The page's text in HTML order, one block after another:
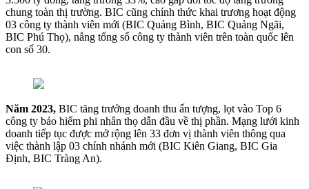
chung toàn thị trường. BIC cũng chính thức khai trương hoạt động
03 công ty thành viên mới (BIC Quảng Bình, BIC Quảng Ngãi,
BIC Phú Thọ), nâng tổng số công ty thành viên trên toàn quốc lên
con số 30.
Năm 2023, BIC tăng trưởng doanh thu ấn tượng, lọt vào Top 6
công ty bảo hiểm phi nhân thọ dẫn đầu về thị phần. Mạng lưới kinh
doanh tiếp tục được mở rộng lên 33 đơn vị thành viên thông qua
việc thành lập 03 chính nhánh mới (BIC Kiên Giang, BIC Gia
Định, BIC Tràng An).